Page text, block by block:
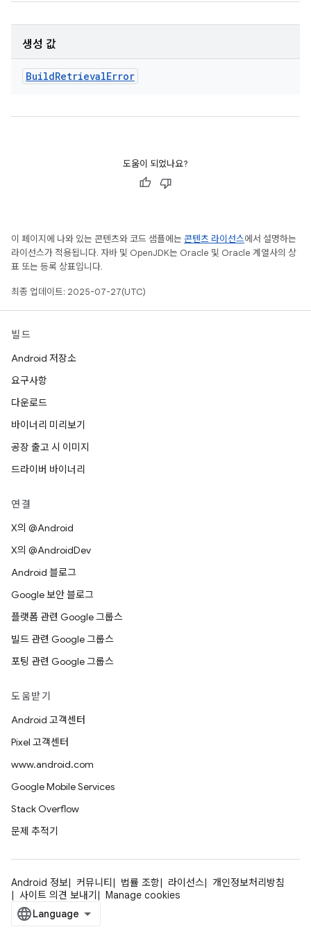
생성 값
BuildRetrievalError
도움이 되었나요?
이 페이지에 나와 있는 콘텐츠와 코드 샘플에는 콘텐츠 라이선스에서 설명하는
라이선스가 적용됩니다. 자바 및 OpenJDK는 Oracle 및 Oracle 계열사의 상
표 또는 등록 상표입니다.
최종 업데이트: 2025-07-27(UTC)
빌드
Android 저장소
요구사항
다운로드
바이너리 미리보기
공장 출고 시 이미지
드라이버 바이너리
연결
X의 @Android
X의 @AndroidDev
Android 블로그
Google 보안 블로그
플랫폼 관련 Google 그룹스
빌드 관련 Google 그룹스
포팅 관련 Google 그룹스
도움받기
Android 고객센터
Pixel 고객센터
www.android.com
Google Mobile Services
Stack Overflow
문제 추적기
Android 정보 커뮤니티 법률 조항 라이선스
개인정보처리방침
사이트 의견 보내기
Manage cookies